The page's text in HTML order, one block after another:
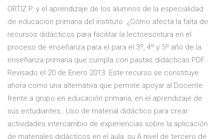
ORTIZ P. y el aprendizaje de los alumnos de la especialidad
de educación primaria del instituto ¿Cómo afecta la falta de
recursos didácticos para facilitar la lectoescritura en el
proceso de enseñanza para el para el 3º, 4º y 5º año de la
enseñanza primaria que cumpla con pautas didácticas PDF.
Revisado el 20 de Enero 2013. Este recurso se constituye
ahora como una alternativa que permite apoyar al Docente
frente a grupo en educación primaria, en el aprendizaje de
sus estudiantes,. Uso de material didáctico para crear
actividades intercambio de experiencias sobre la aplicación
de materiales didácticos en el aula, su A nivel de tercero de